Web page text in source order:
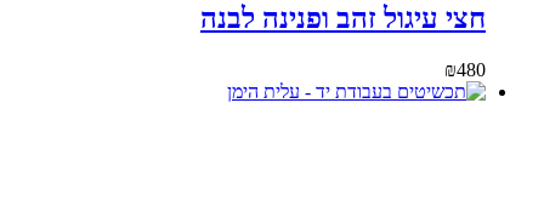
חצי עיגול זהב ופנינה לבנה
₪480